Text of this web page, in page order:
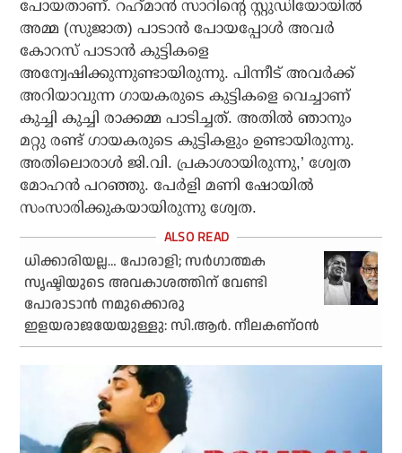
പോയതാണ്. റഹ്‌മാന്‍ സാറിന്റെ സ്റ്റുഡിയോയില്‍
അമ്മ (സുജാത) പാടാന്‍ പോയപ്പോള്‍ അവര്‍
കോറസ് പാടാന്‍ കുട്ടികളെ
അന്വേഷിക്കുന്നുണ്ടായിരുന്നു. പിന്നീട് അവര്‍ക്ക്
അറിയാവുന്ന ഗായകരുടെ കുട്ടികളെ വെച്ചാണ്
കുച്ചി കുച്ചി രാക്കമ്മ പാടിച്ചത്. അതില്‍ ഞാനും
മറ്റു രണ്ട് ഗായകരുടെ കുട്ടികളും ഉണ്ടായിരുന്നു.
അതിലൊരാള്‍ ജി.വി. പ്രകാശായിരുന്നു,’ ശ്വേത
മോഹന്‍ പറഞ്ഞു. പേര്‍ളി മണി ഷോയില്‍
സംസാരിക്കുകയായിരുന്നു ശ്വേത.
ധിക്കാരിയല്ല… പോരാളി; സര്‍ഗാത്മക
സൃഷ്ടിയുടെ അവകാശത്തിന് വേണ്ടി
പോരാടാന്‍ നമുക്കൊരു
ഇളയരാജയേയുള്ളു: സി.ആര്‍. നീലകണ്ഠന്‍